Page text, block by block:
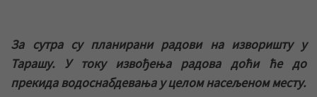
За сутра су планирани радови на изворишту у
Тарашу. У току извођења радова доћи ће до
прекида водоснабдевања у целом насељеном месту.